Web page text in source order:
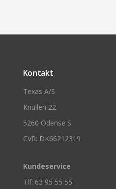
Kontakt
Texas A/S
Knullen 22
5260 Odense S
CVR: DK66212319
Kundeservice
Tlf: 63 95 55 55